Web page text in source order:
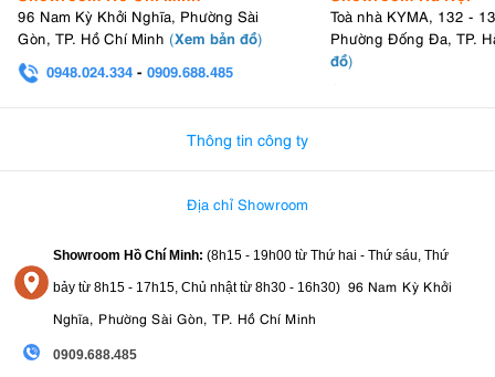
96 Nam Kỳ Khởi Nghĩa, Phường Sài
Gòn, TP. Hồ Chí Minh (Xem bản đồ)
0948.024.334 - 0909.688.485
Toà nhà KYMA, 132 -
Phường Đống Đa, TP.
đồ)
Thông tin công ty
Địa chỉ Showroom
Showroom Hồ Chí Minh: (8h15 - 19h00 từ Thứ hai - Thứ sáu, Thứ
bảy từ 8h15 - 17h15, Chủ nhật từ 8h30 - 16h30) 96 Nam Kỳ Khởi
Nghĩa, Phường Sài Gòn, TP. Hồ Chí Minh
0909.688.485